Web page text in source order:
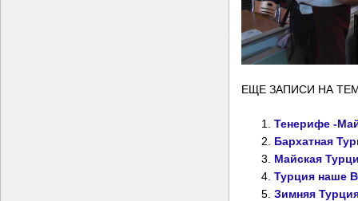
ЕЩЕ ЗАПИСИ НА
Тенерифе -
Бархатная
Майская
Турция наше
Зимняя